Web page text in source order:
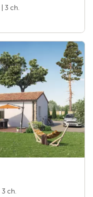
| 3 ch.
| 3 ch.